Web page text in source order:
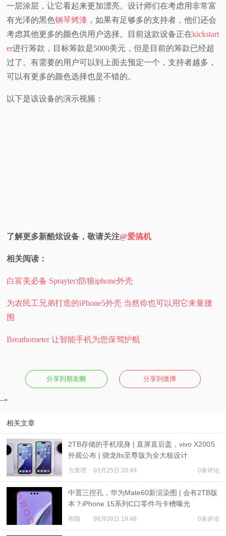
一层涂层，让它看起来更加漂亮。设计师们在考虑用非常富
有光泽的黑色钢琴烤漆 ，如果有足够多的支持者，他们还会
考虑其他更多的颜色供用户选择。目前这款设备正在kickstart
er进行筹款，目标筹款是5000美元，但是目前的筹款已经超
过了。有需要的用户可以到上面去预定一个，支持者越多，
可以有更多的颜色选择也是不错的。
以下是该设备的演示视频：
了解更多新酷炫设备，敬请关注@爱搞机
相关阅读：
白富美必备 Spraytect防狼iphone外壳
为农民工兄弟打造的iPhone5外壳 当然你也可以用它来量腰
围
Breathometer 让智能手机为您保驾护航
分享到朋友圈 分享到微博
-->
相关文章
2TB存储的手机现身 | 直屏直后盖，vivo X200S
外观公布 | 骁龙8s至尊版为全大核设计
方查理 03月25日 20:49 0条评论
中置三挖孔，华为Mate60新渲染图 | 会有2TB版
本？iPhone 15系列C口零件与卡槽曝光
布朗 08月08日 19:48 0条评论